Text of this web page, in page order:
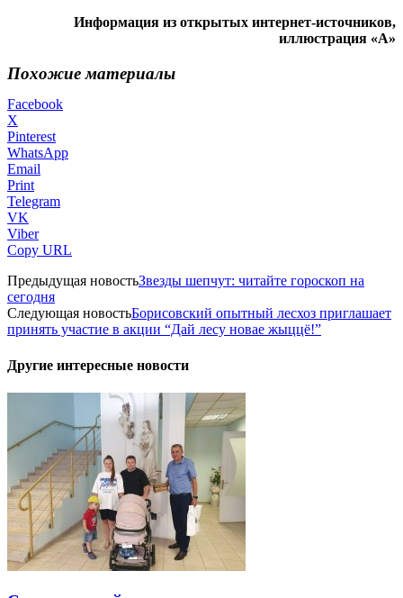
Информация из открытых интернет-источников,
иллюстрация «А»
Похожие материалы
Facebook
X
Pinterest
WhatsApp
Email
Print
Telegram
VK
Viber
Copy URL
Предыдущая новостьЗвезды шепчут: читайте гороскоп на
сегодня
Следующая новостьБорисовский опытный лесхоз приглашает
принять участие в акции “Дай лесу новае жыццё!”
Другие интересные новости